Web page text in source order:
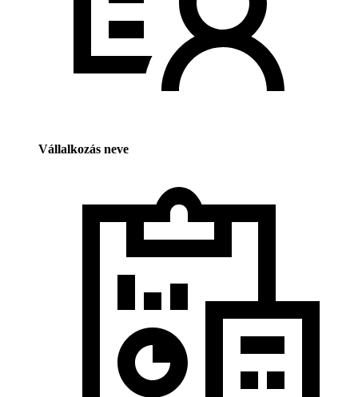
Vállalkozás neve